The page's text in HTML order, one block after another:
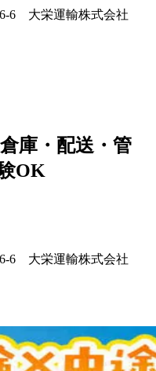
6 大栄運輸株式会社
庫・配送・管
OK
6 大栄運輸株式会社